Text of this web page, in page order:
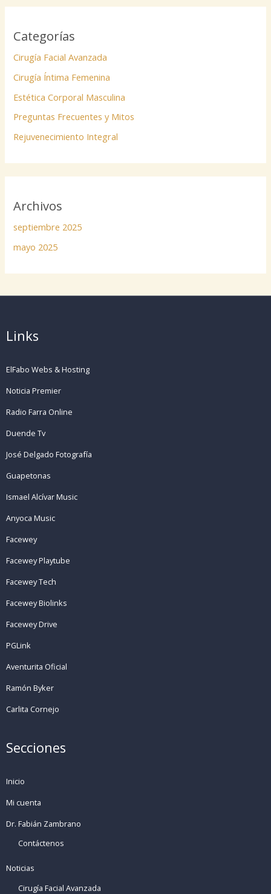
Categorías
Cirugía Facial Avanzada
Cirugía Íntima Femenina
Estética Corporal Masculina
Preguntas Frecuentes y Mitos
Rejuvenecimiento Integral
Archivos
septiembre 2025
mayo 2025
Links
ElFabo Webs & Hosting
Noticia Premier
Radio Farra Online
Duende Tv
José Delgado Fotografía
Guapetonas
Ismael Alcívar Music
Anyoca Music
Facewey
Facewey Playtube
Facewey Tech
Facewey Biolinks
Facewey Drive
PGLink
Aventurita Oficial
Ramón Byker
Carlita Cornejo
Secciones
Inicio
Mi cuenta
Dr. Fabián Zambrano
Contáctenos
Noticias
Cirugía Facial Avanzada